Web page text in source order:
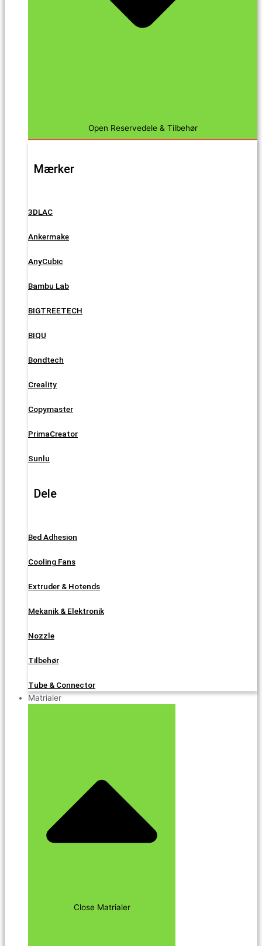
Open Reservedele & Tilbehør
Mærker
3DLAC
Ankermake
AnyCubic
Bambu Lab
BIGTREETECH
BIQU
Bondtech
Creality
Copymaster
PrimaCreator
Sunlu
Dele
Bed Adhesion
Cooling Fans
Extruder & Hotends
Mekanik & Elektronik
Nozzle
Tilbehør
Tube & Connector
Matrialer
Close Matrialer